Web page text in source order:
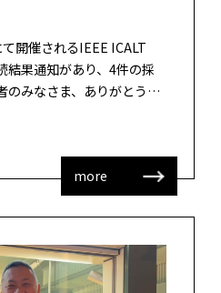
開催されるIEEE ICALT
結果通知があり、4件の採
のみなさま、ありがとうご
and Yamada, M ( […]
more